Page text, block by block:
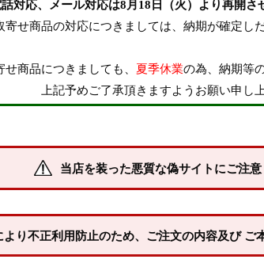
対応、メール対応は8月18日（火）より再開さ
寄せ商品の対応につきましては、納期が確定し
商品につきましても、 夏季休業の為、納期等
上記予めご了承頂きますようお願い申し
当店を装った悪質な偽サイトにご注意
り不正利用防止のため、ご注文の内容及び ご